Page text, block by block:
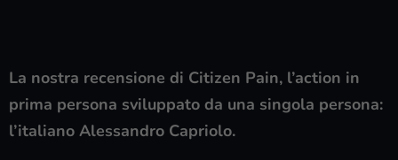
La nostra recensione di Citizen Pain, l’action in
prima persona sviluppato da una singola persona:
l’italiano Alessandro Capriolo.